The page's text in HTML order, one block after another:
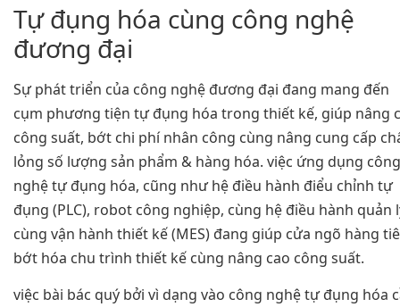
Tự đụng hóa cùng công nghệ
đương đại
Sự phát triển của công nghệ đương đại đang mang đến
cụm phương tiện tự đụng hóa trong thiết kế, giúp nâng
công suất, bớt chi phí nhân công cùng nâng cung cấp
lỏng số lượng sản phẩm & hàng hóa. việc ứng dụng công
nghệ tự đụng hóa, cũng như hệ điều hành điểu chỉnh tự
đụng (PLC), robot công nghiệp, cùng hệ điều hành quản
cùng vận hành thiết kế (MES) đang giúp cửa ngõ hàng
bớt hóa chu trình thiết kế cùng nâng cao công suất.
việc bài bác quý bởi vì dạng vào công nghệ tự đụng hóa